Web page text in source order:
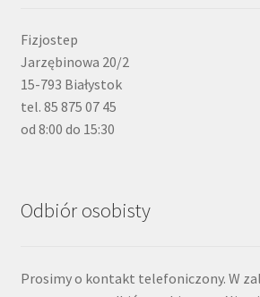
Fizjostep
Jarzębinowa 20/2
15-793 Białystok
tel. 85 875 07 45
od 8:00 do 15:30
Odbiór osobisty
Prosimy o kontakt telefoniczony. W